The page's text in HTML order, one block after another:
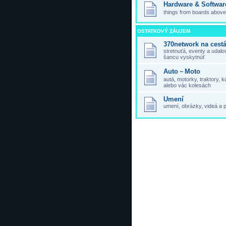
Hardware &
things from boards
OSTATKOVÝ ZÁUJEM
370network na
stretnuťá, eventy a
šancu vyskytnúť
Auto－Moto
autá, motorky, traktory,
alebo vác kolesách
Umení
umení, obrázky, videá a